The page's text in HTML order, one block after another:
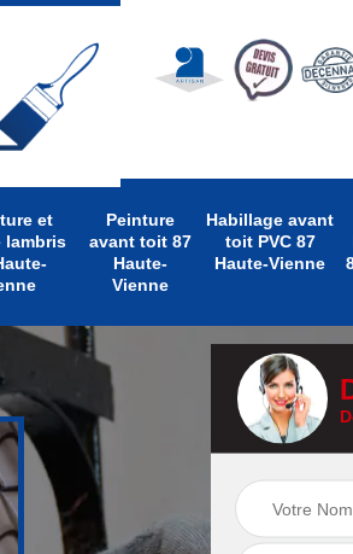
et
lambris
Peinture
avant toit 87
Haute-
Vienne
Habillage avant
toit PVC 87
Haute-Vienne
Nettoyage de
toiture 87 Haute-
Vienne